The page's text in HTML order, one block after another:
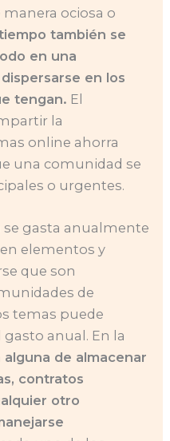
ociosa o
también se
en una
en los
tengan. El
la
online ahorra
una comunidad se
o urgentes.
se gasta anualmente
elementos y
que son
de
temas puede
anual. En la
de almacenar
contratos
otro